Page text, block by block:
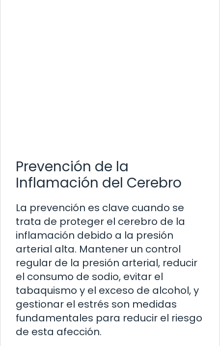
Prevención de la
Inflamación del Cerebro
La prevención es clave cuando se
trata de proteger el cerebro de la
inflamación debido a la presión
arterial alta. Mantener un control
regular de la presión arterial, reducir
el consumo de sodio, evitar el
tabaquismo y el exceso de alcohol, y
gestionar el estrés son medidas
fundamentales para reducir el riesgo
de esta afección.